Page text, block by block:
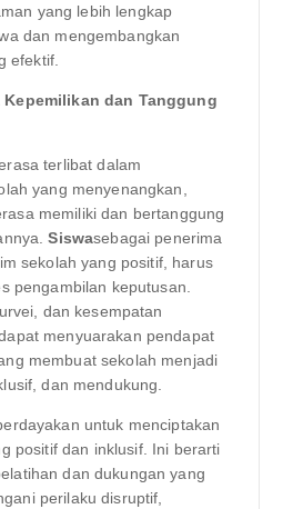
yang lebih lengkap
dan mengembangkan
efektif.
Kepemilikan dan Tanggung
terlibat dalam
yang menyenangkan,
memiliki dan bertanggung
Siswasebagai penerima
sekolah yang positif, harus
pengambilan keputusan.
dan kesempatan
menyuarakan pendapat
membuat sekolah menjadi
dan mendukung.
untuk menciptakan
positif dan inklusif. Ini berarti
dan dukungan yang
perilaku disruptif,